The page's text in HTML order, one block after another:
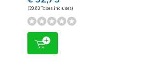
(39,63 Taxes incluses)